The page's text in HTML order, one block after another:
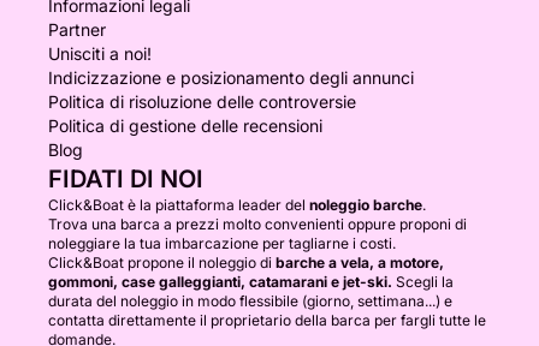
Informazioni legali
Partner
Unisciti a noi!
Indicizzazione e posizionamento degli annunci
Politica di risoluzione delle controversie
Politica di gestione delle recensioni
Blog
FIDATI DI NOI
Click&Boat è la piattaforma leader del noleggio barche.
Trova una barca a prezzi molto convenienti oppure proponi di
noleggiare la tua imbarcazione per tagliarne i costi.
Click&Boat propone il noleggio di barche a vela, a motore,
gommoni, case galleggianti, catamarani e jet-ski. Scegli la
durata del noleggio in modo flessibile (giorno, settimana...) e
contatta direttamente il proprietario della barca per fargli tutte le
domande.